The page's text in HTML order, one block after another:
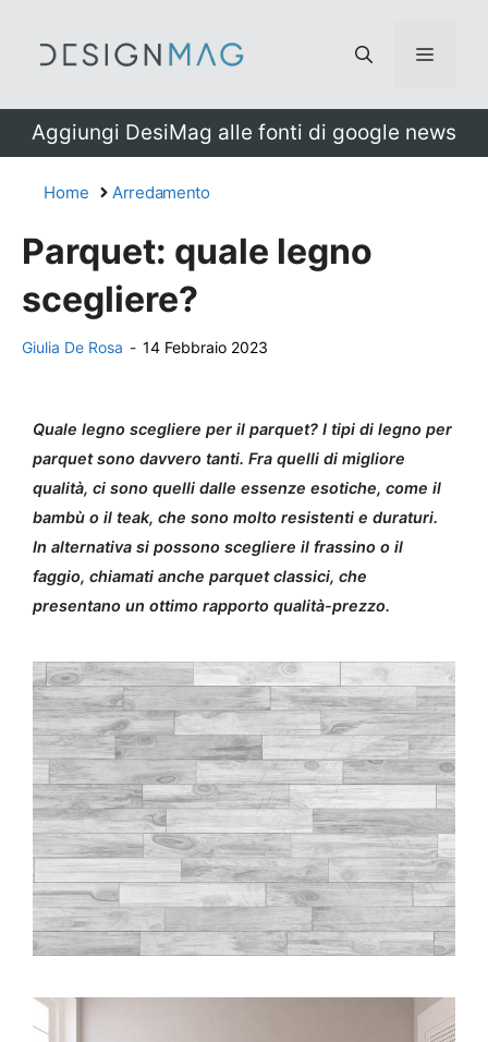
Menu
Aggiungi DesiMag alle fonti di google news
Home Arredamento
Parquet: quale legno
scegliere?
Giulia De Rosa - 14 Febbraio 2023
Quale legno scegliere per il parquet? I tipi di legno per
parquet sono davvero tanti. Fra quelli di migliore
qualità, ci sono quelli dalle essenze esotiche, come il
bambù o il teak, che sono molto resistenti e duraturi.
In alternativa si possono scegliere il frassino o il
faggio, chiamati anche parquet classici, che
presentano un ottimo rapporto qualità-prezzo.